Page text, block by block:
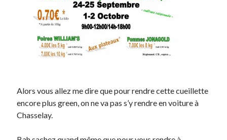
Alors vous allez me dire que pour rendre cette cueillette
encore plus green, on ne va pas s’y rendre en voiture à
Chasselay.